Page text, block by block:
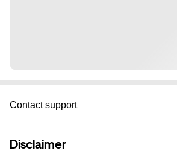
Contact support
Disclaimer